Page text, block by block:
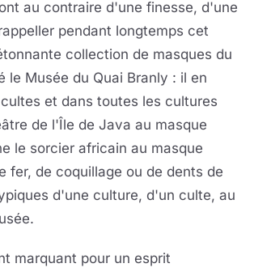
au contraire d'une finesse, d'une
pendant longtemps cet
collection de masques du
le Musée du Quai Branly : il en
et dans toutes les cultures
de l'Île de Java au masque
le sorcier africain au masque
fer, de coquillage ou de dents de
d'une culture, d'un culte, au
marquant pour un esprit